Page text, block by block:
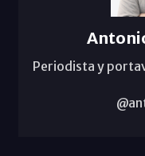
Periodista y